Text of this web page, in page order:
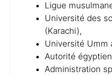
Ligue
Université des
(Karachi),
Université Umm
Autorité
Administration